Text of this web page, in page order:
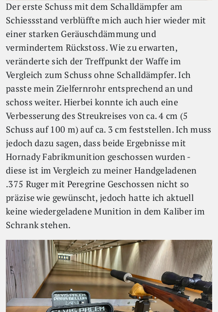
Der erste Schuss mit dem Schalldämpfer am
Schiessstand verblüffte mich auch hier wieder mit
einer starken Geräuschdämmung und
vermindertem Rückstoss. Wie zu erwarten,
veränderte sich der Treffpunkt der Waffe im
Vergleich zum Schuss ohne Schalldämpfer. Ich
passte mein Zielfernrohr entsprechend an und
schoss weiter. Hierbei konnte ich auch eine
Verbesserung des Streukreises von ca. 4 cm (5
Schuss auf 100 m) auf ca. 3 cm feststellen. Ich muss
jedoch dazu sagen, dass beide Ergebnisse mit
Hornady Fabrikmunition geschossen wurden -
diese ist im Vergleich zu meiner Handgeladenen
.375 Ruger mit Peregrine Geschossen nicht so
präzise wie gewünscht, jedoch hatte ich aktuell
keine wiedergeladene Munition in dem Kaliber im
Schrank stehen.